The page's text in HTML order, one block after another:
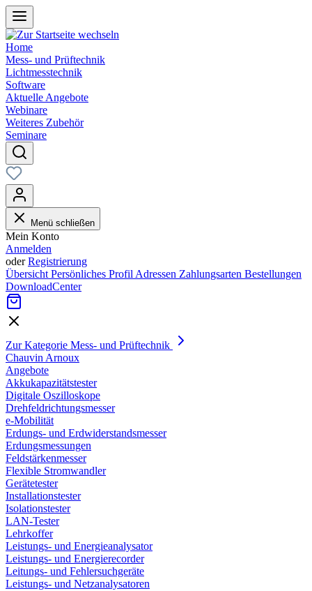
Home
Mess- und Prüftechnik
Lichtmesstechnik
Software
Aktuelle Angebote
Webinare
Weiteres Zubehör
Seminare
Menü schließen
Mein Konto
Anmelden
oderRegistrierung
Übersicht Persönliches Profil Adressen Zahlungsarten Bestellungen
DownloadCenter
Zur Kategorie Mess- und Prüftechnik
Chauvin Arnoux
Angebote
Akkukapazitätstester
Digitale Oszilloskope
Drehfeldrichtungsmesser
e-Mobilität
Erdungs- und Erdwiderstandsmesser
Erdungsmessungen
Feldstärkenmesser
Flexible Stromwandler
Gerätetester
Installationstester
Isolationstester
LAN-Tester
Lehrkoffer
Leistungs- und Energieanalysator
Leistungs- und Energierecorder
Leitungs- und Fehlersuchgeräte
Leistungs- und Netzanalysatoren